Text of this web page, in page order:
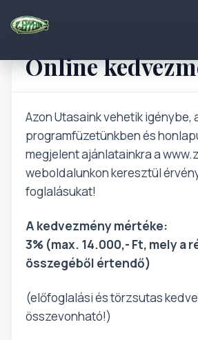
Online
Azon Utasaink vehetik igénybe,
programfüzetünkben és
megjelent ajánlatainkra a
weboldalunkon keresztül
foglalásukat!
A kedvezmény mértéke:
3% (max. 14.000,- Ft, mely a
összegéből értendő)
(előfoglalási és törzsutas
összevonható!)